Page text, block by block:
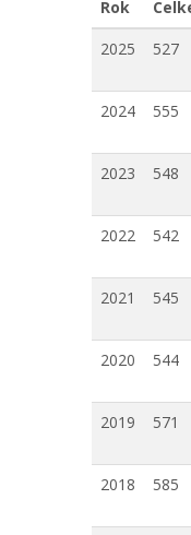
Rok
2025
527
2024
555
2023
548
2022
542
2021
545
2020
544
2019
571
2018
585